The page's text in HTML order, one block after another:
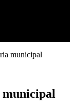
municipal